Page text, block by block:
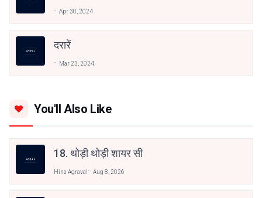
Apr 30, 2024
दरारें
Mar 23, 2024
You'll Also Like
18. थोड़ी थोड़ी शायर सी
Hina Agraval Aug 8, 2026